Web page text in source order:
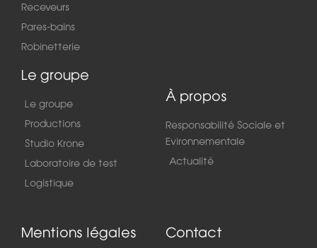
Receveurs
Pares-bains
Robinetterie
Le groupe
Le groupe
Productions
Studio Krone
Laboratoire de test
Logistique
À propos
Responsabilité Sociale et
Evironnementale
Actualité
Mentions légales Contact